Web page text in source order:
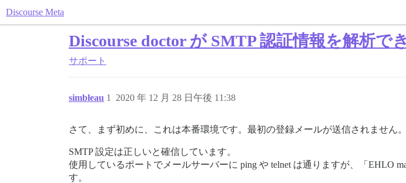
Discourse Meta
Discourse doctor が SMTP 認証情報を解析
サポート
simbleau 2020 年 12 月 28 日午後 11:38
1
さて、まず初めに、これは本番環境です。最初の登録メールが送信されません。
SMTP 設定は正しいと確信しています。
使用しているポートでメールサーバーに ping や telnet は通りますが、「EHLO
す。